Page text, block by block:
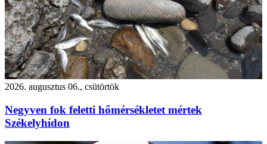
2026. augusztus 06., csütörtök
Negyven fok feletti hőmérsékletet mértek
Székelyhídon